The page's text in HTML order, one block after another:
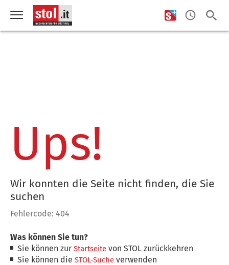
Ups!
Wir konnten die Seite nicht finden, die Sie
suchen
Fehlercode: 404
Was können Sie tun?
Sie können zurStartseite von STOL zurückkehren
Sie können dieSTOL-Suche verwenden